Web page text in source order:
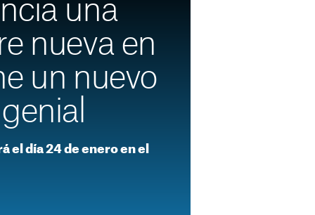
una
nueva en
un nuevo
el día 24 de enero en el